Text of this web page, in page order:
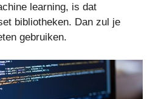
learning, is dat
bibliotheken. Dan zul je
gebruiken.